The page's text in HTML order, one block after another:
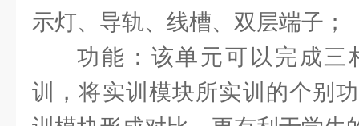
示灯、导轨、线槽、双层端子；
功能：该单元可以完成三
训，将实训模块所实训的个别